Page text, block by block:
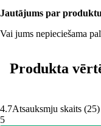
Jautājums par produktu
Vai jums nepieciešama
Produkta
4.7Atsauksmju skaits (25)
5